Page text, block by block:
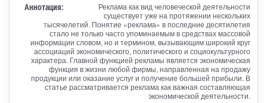
Аннотация:
Реклама как вид человеческой деятельности
существует уже на протяжении нескольких
тысячелетий. Понятие «реклама» в последние десятилетия
стало не только часто упоминаемым в средствах массовой
информации словом, но и термином, вызывающим широкий круг
ассоциаций экономического, политического и социокультурного
характера. Главной функцией рекламы является экономическая
функция в жизни любой фирмы, направленная на продажу
продукции или оказание услуг и получение большей прибыли. В
статье рассматривается реклама как важная составляющая
экономической деятельности.